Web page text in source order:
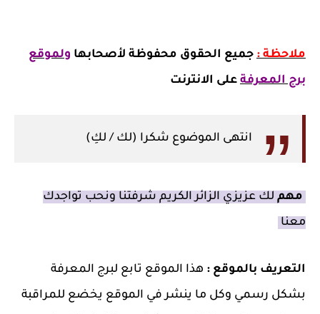
ملاحظة : جميع الحقوق محفوظة لأصحابها ولموقع
برج المعرفة على الانترنت
انتهى الموضوع شكرا (لك / لكِ)
مهم لك عزيزي الزائر الكريم شرفتنا ونحب تواجدك
معنا
التعريف بالموقع : هذا الموقع تابع لبرج المعرفة
بشكل رسمي وكل ما ينشر في الموقع يخضع للمراقبة